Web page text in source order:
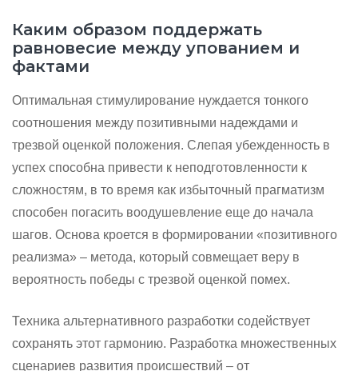
Каким образом поддержать
равновесие между упованием и
фактами
Оптимальная стимулирование нуждается тонкого
соотношения между позитивными надеждами и
трезвой оценкой положения. Слепая убежденность в
успех способна привести к неподготовленности к
сложностям, в то время как избыточный прагматизм
способен погасить воодушевление еще до начала
шагов. Основа кроется в формировании «позитивного
реализма» – метода, который совмещает веру в
вероятность победы с трезвой оценкой помех.
Техника альтернативного разработки содействует
сохранять этот гармонию. Разработка множественных
сценариев развития происшествий – от